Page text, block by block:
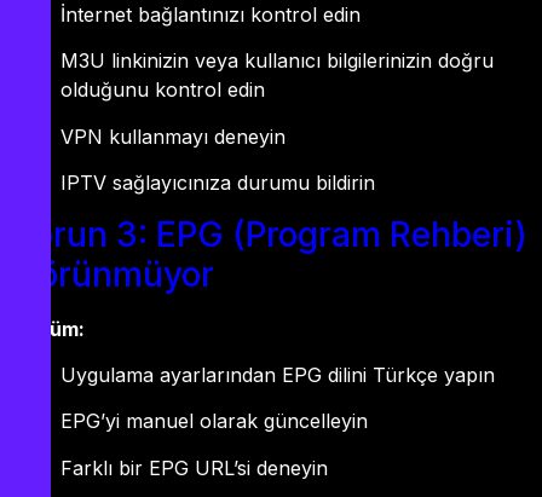
İnternet bağlantınızı kontrol edin
M3U linkinizin veya kullanıcı bilgilerinizin doğru
olduğunu kontrol edin
VPN kullanmayı deneyin
IPTV sağlayıcınıza durumu bildirin
Sorun 3: EPG (Program Rehberi)
Görünmüyor
Çözüm:
Uygulama ayarlarından EPG dilini Türkçe yapın
EPG’yi manuel olarak güncelleyin
Farklı bir EPG URL’si deneyin